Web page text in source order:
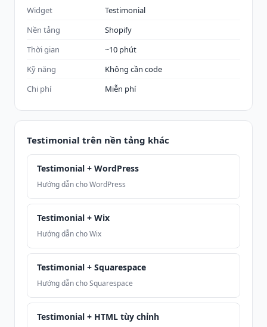
Widget
Testimonial
Nền tảng
Shopify
Thời gian
~10 phút
Kỹ năng
Không cần code
Chi phí
Miễn phí
Testimonial trên nền tảng khác
Testimonial + WordPress
Hướng dẫn cho WordPress
Testimonial + Wix
Hướng dẫn cho Wix
Testimonial + Squarespace
Hướng dẫn cho Squarespace
Testimonial + HTML tùy chỉnh